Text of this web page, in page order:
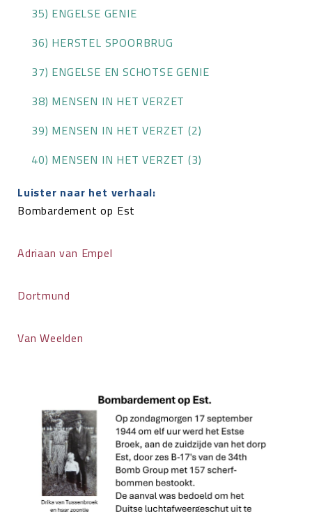
35) ENGELSE GENIE
36) HERSTEL SPOORBRUG
37) ENGELSE EN SCHOTSE GENIE
38) MENSEN IN HET VERZET
39) MENSEN IN HET VERZET (2)
40) MENSEN IN HET VERZET (3)
Luister naar het verhaal:
Bombardement op Est
Adriaan van Empel
Dortmund
Van Weelden